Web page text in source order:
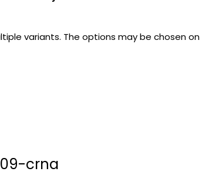
variants. The options may be chosen
crna